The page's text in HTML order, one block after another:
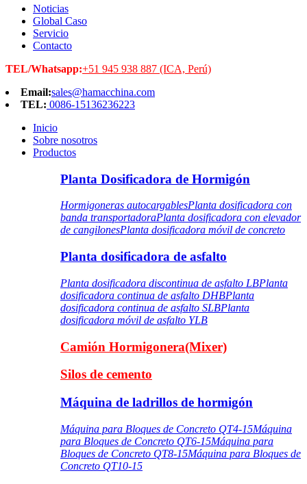
Noticias
Global Caso
Servicio
Contacto
TEL/Whatsapp:+51 945 938 887 (ICA, Perú)
Email:sales@hamacchina.com
TEL: 0086-15136236223
Inicio
Sobre nosotros
Productos
Planta Dosificadora de Hormigón
Hormigoneras autocargablesPlanta dosificadora con
banda transportadoraPlanta dosificadora con elevador
de cangilonesPlanta dosificadora móvil de concreto
Planta dosificadora de asfalto
Planta dosificadora discontinua de asfalto LBPlanta
dosificadora continua de asfalto DHBPlanta
dosificadora continua de asfalto SLBPlanta
dosificadora móvil de asfalto YLB
Camión Hormigonera(Mixer)
Silos de cemento
Máquina de ladrillos de hormigón
Máquina para Bloques de Concreto QT4-15Máquina
para Bloques de Concreto QT6-15Máquina para
Bloques de Concreto QT8-15Máquina para Bloques de
Concreto QT10-15